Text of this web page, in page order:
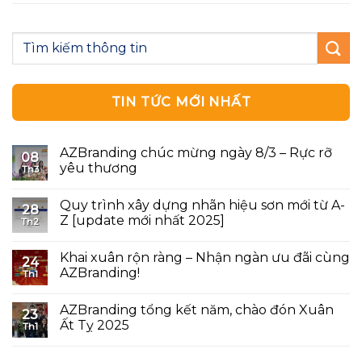
TIN TỨC MỚI NHẤT
08
Th3
AZBranding chúc mừng ngày 8/3 – Rực rỡ
yêu thương
28
Th2
Quy trình xây dựng nhãn hiệu sơn mới từ A-
Z [update mới nhất 2025]
24
Th1
Khai xuân rộn ràng – Nhận ngàn ưu đãi cùng
AZBranding!
23
Th1
AZBranding tổng kết năm, chào đón Xuân
Ất Tỵ 2025